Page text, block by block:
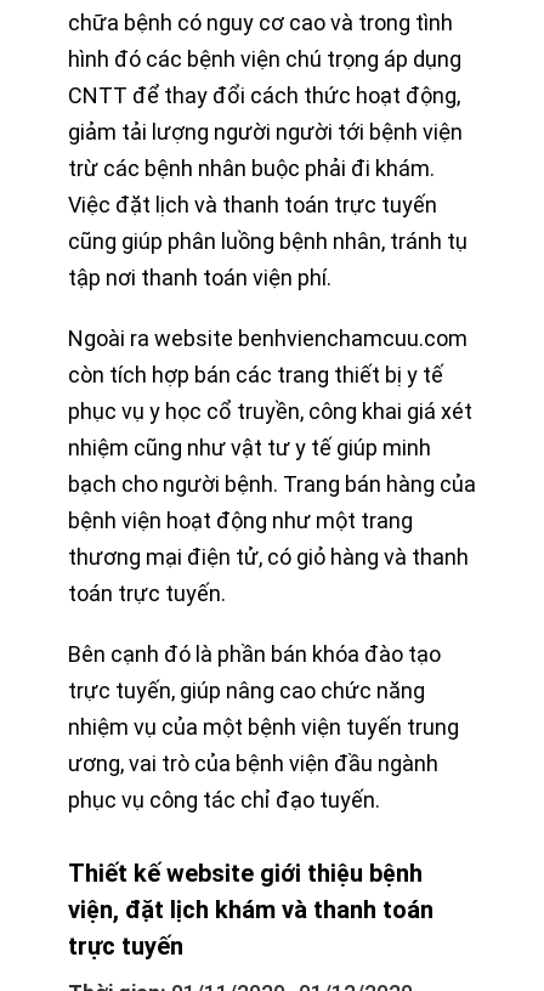
chữa bệnh có nguy cơ cao và trong tình
hình đó các bệnh viện chú trọng áp dụng
CNTT để thay đổi cách thức hoạt động,
giảm tải lượng người người tới bệnh viện
trừ các bệnh nhân buộc phải đi khám.
Việc đặt lịch và thanh toán trực tuyến
cũng giúp phân luồng bệnh nhân, tránh tụ
tập nơi thanh toán viện phí.
Ngoài ra website benhvienchamcuu.com
còn tích hợp bán các trang thiết bị y tế
phục vụ y học cổ truyền, công khai giá xét
nhiệm cũng như vật tư y tế giúp minh
bạch cho người bệnh. Trang bán hàng của
bệnh viện hoạt động như một trang
thương mại điện tử, có giỏ hàng và thanh
toán trực tuyến.
Bên cạnh đó là phần bán khóa đào tạo
trực tuyến, giúp nâng cao chức năng
nhiệm vụ của một bệnh viện tuyến trung
ương, vai trò của bệnh viện đầu ngành
phục vụ công tác chỉ đạo tuyến.
Thiết kế website giới thiệu bệnh
viện, đặt lịch khám và thanh toán
trực tuyến